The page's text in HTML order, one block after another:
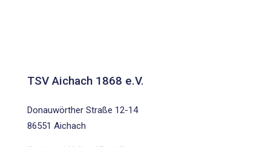
TSV Aichach 1868 e.V.
Donauwörther Straße 12-14
86551 Aichach